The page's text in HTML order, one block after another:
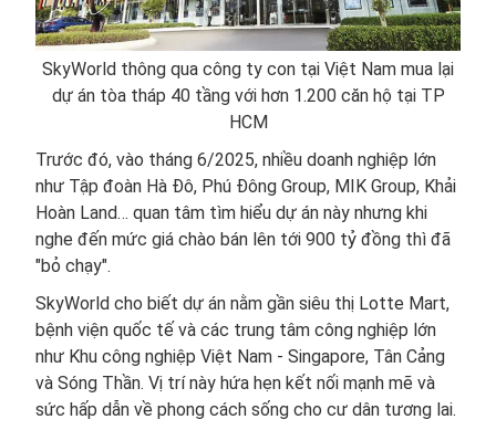
SkyWorld thông qua công ty con tại Việt Nam mua lại
dự án tòa tháp 40 tầng với hơn 1.200 căn hộ tại TP
HCM
Trước đó, vào tháng 6/2025, nhiều doanh nghiệp lớn
như Tập đoàn Hà Đô, Phú Đông Group, MIK Group, Khải
Hoàn Land… quan tâm tìm hiểu dự án này nhưng khi
nghe đến mức giá chào bán lên tới 900 tỷ đồng thì đã
"bỏ chạy".
SkyWorld cho biết dự án nằm gần siêu thị Lotte Mart,
bệnh viện quốc tế và các trung tâm công nghiệp lớn
như Khu công nghiệp Việt Nam - Singapore, Tân Cảng
và Sóng Thần. Vị trí này hứa hẹn kết nối mạnh mẽ và
sức hấp dẫn về phong cách sống cho cư dân tương lai.